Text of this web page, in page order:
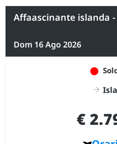
Affaascinante islanda -
Dom 16 Ago 2026
€